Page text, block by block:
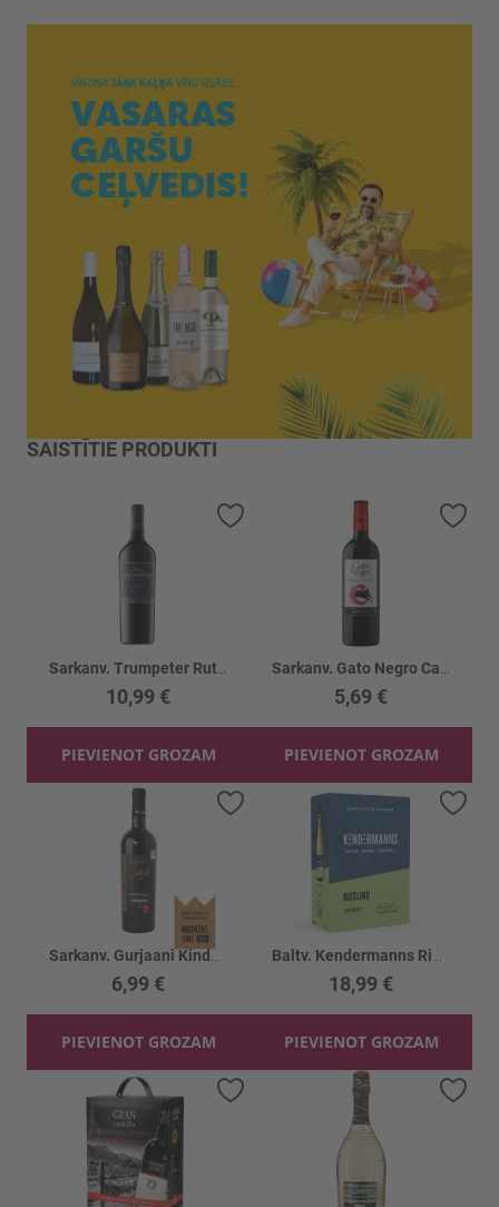
SAISTĪTIE PRODUKTI
10,99 €
PIEVIENOT GROZAM
Pievienot vēlmju sarakstam
5,69 €
PIEVIENOT GROZAM
6,99 €
PIEVIENOT GROZAM
Pievienot vēlmju sarakstam
18,99 €
PIEVIENOT GROZAM
Pievienot vēlmju sarakstam